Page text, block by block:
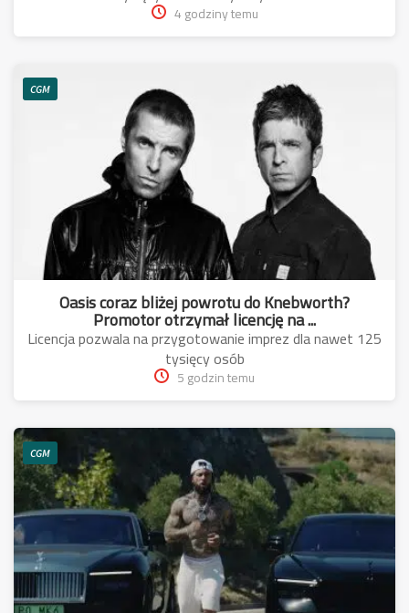
4 godziny temu
CGM
Oasis coraz bliżej powrotu do Knebworth?
Promotor otrzymał licencję na ...
Licencja pozwala na przygotowanie imprez dla nawet 125
tysięcy osób
5 godzin temu
CGM